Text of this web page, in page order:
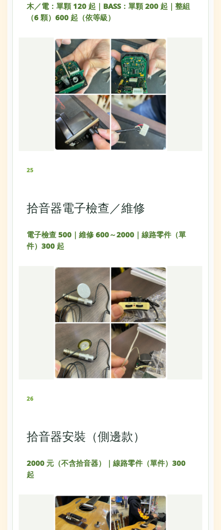
木／電：單顆 120 起｜BASS：單顆 200 起｜整組
（6 顆）600 起（依等級）
25
拾音器電子檢查／維修
電子檢查 500｜維修 600～2000｜線路零件（單
件）300 起
26
拾音器安裝（側邊款）
2000 元（不含拾音器）｜線路零件（單件）300
起